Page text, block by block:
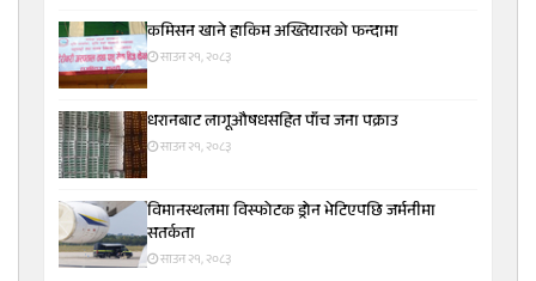
कमिसन खाने हाकिम अख्तियारको फन्दामा
साउन २१, २०८३
धरानबाट लागूऔषधसहित पाँच जना पक्राउ
साउन २१, २०८३
विमानस्थलमा विस्फोटक ड्रोन भेटिएपछि जर्मनीमा
सतर्कता
साउन २१, २०८३